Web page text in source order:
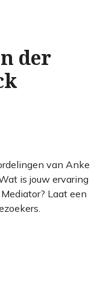
der
van Anke
is jouw ervaring
Laat een